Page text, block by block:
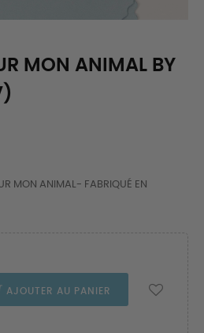
MON ANIMAL BY
MON ANIMAL- FABRIQUÉ EN
AJOUTER AU PANIER